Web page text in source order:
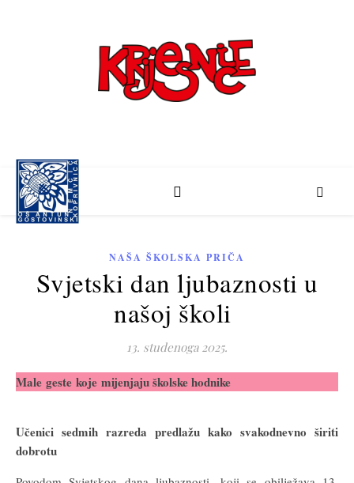
NAŠA ŠKOLSKA PRIČA
Svjetski dan ljubaznosti u
našoj školi
13. studenoga 2025.
Male geste koje mijenjaju školske hodnike
Učenici sedmih razreda predlažu kako svakodnevno širiti
dobrotu